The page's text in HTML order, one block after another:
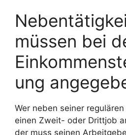
müssen bei
ung
Wer neben seiner
einen Zweit- oder Drittjob
der muss seinen